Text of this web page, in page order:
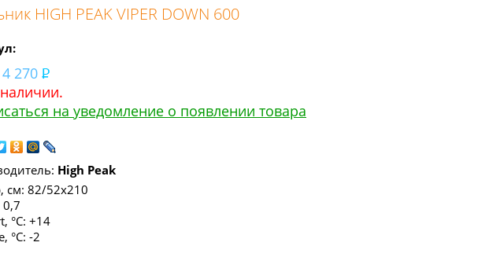
HIGH PEAK VIPER DOWN 600
4 270
на уведомление о появлении товара
High Peak
см: 82/52x210
0,7
°С: +14
°С: -2